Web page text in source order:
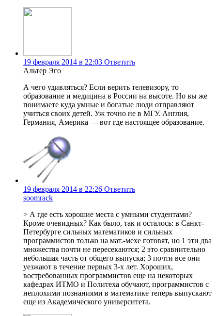
19 февраля 2014 в 22:03 Ответить
Альтер Эго
А чего удивляться? Если верить телевизору, то
образование и медицина в России на высоте. Но вы же
понимаете куда умные и богатые люди отправляют
учиться своих детей. Уж точно не в МГУ. Англия,
Германия, Америка — вот где настоящее образование.
19 февраля 2014 в 22:26 Ответить
soomrack
> А где есть хорошие места с умными студентами?
Кроме очевидных? Как было, так и осталось: в Санкт-
Петербурге сильных математиков и сильных
программистов только на мат.-мехе готовят, но 1 эти два
множества почти не пересекаются; 2 это сравнительно
небольшая часть от общего выпуска; 3 почти все они
уезжают в течение первых 3-х лет. Хороших,
востребованных программистов еще на некоторых
кафедрах ИТМО и Политеха обучают, программистов с
неплохими познаниями в математике теперь выпускают
еще из Академического университета.